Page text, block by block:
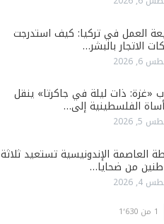
العمل في تركيا: كيف استدرجت
الاتجار بالبشر…
2026
«غزة: ذات ليلة في جاكرتا» ينقل
الفلسطينية إلى…
2026
العاصمة الإندونيسية تستعيد ثلاثة
من ضحايا…
2026
1 من 1٬630